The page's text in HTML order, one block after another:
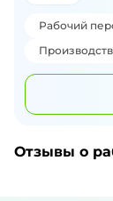
Рабочий
Отзывы о